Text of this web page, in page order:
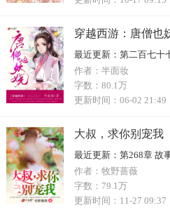
穿越西游：唐僧也
最近更新： 第二百七十
作者： 半面妆
字数： 80.1万
更新时间： 06-02 21:49
大叔，求你别宠我
最近更新： 第268章 故
作者： 牧野蔷薇
字数： 79.1万
更新时间： 11-27 09:37